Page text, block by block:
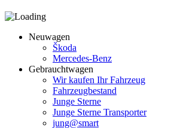
Neuwagen
Škoda
Mercedes-Benz
Gebrauchtwagen
Wir kaufen Ihr Fahrzeug
Fahrzeugbestand
Junge Sterne
Junge Sterne Transporter
jung@smart